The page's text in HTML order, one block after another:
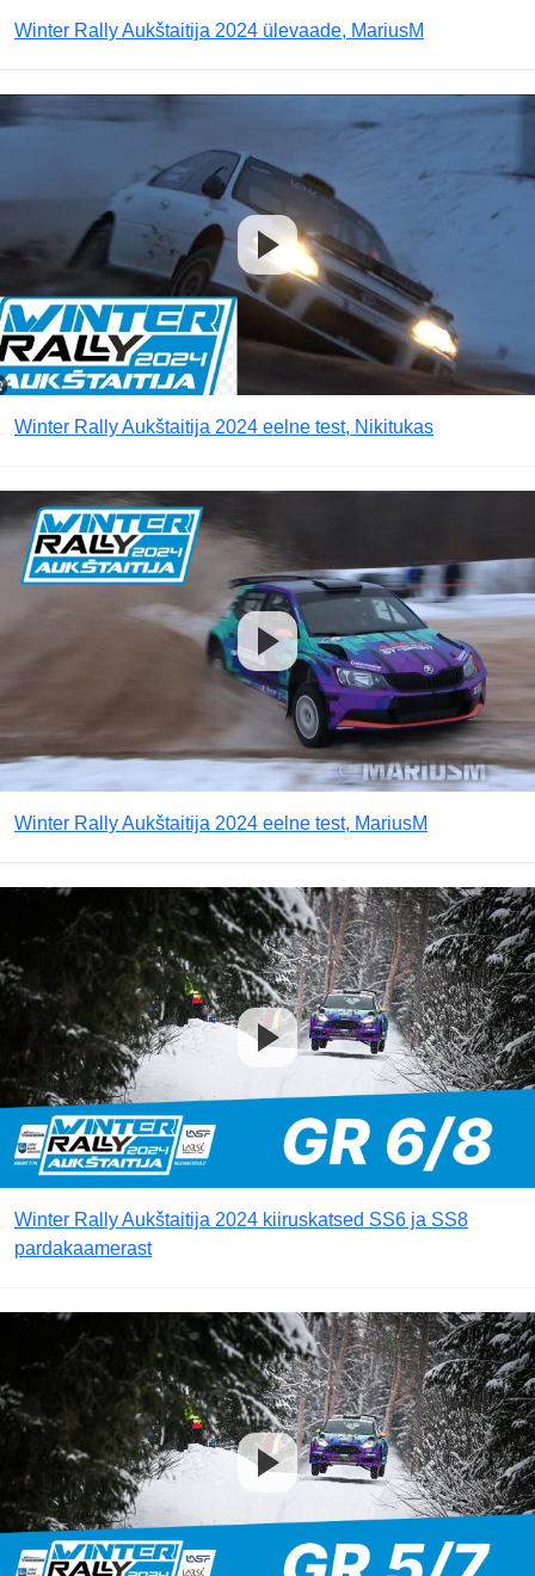
Winter Rally Aukštaitija 2024 ülevaade, MariusM
Winter Rally Aukštaitija 2024 eelne test, Nikitukas
Winter Rally Aukštaitija 2024 eelne test, MariusM
Winter Rally Aukštaitija 2024 kiiruskatsed SS6 ja SS8
pardakaamerast